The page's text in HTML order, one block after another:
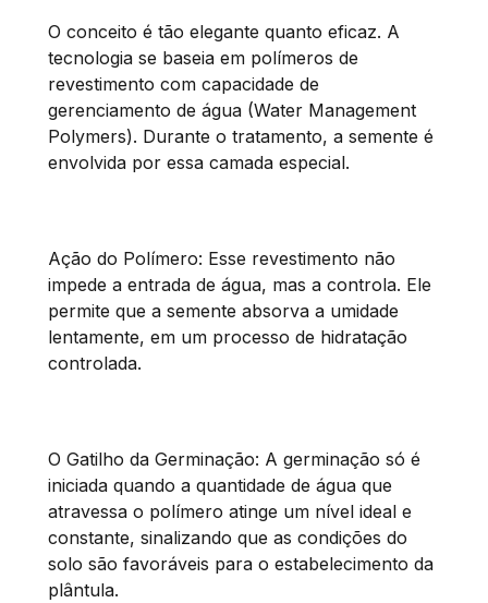
O conceito é tão elegante quanto eficaz. A
tecnologia se baseia em polímeros de
revestimento com capacidade de
gerenciamento de água (Water Management
Polymers). Durante o tratamento, a semente é
envolvida por essa camada especial.
Ação do Polímero: Esse revestimento não
impede a entrada de água, mas a controla. Ele
permite que a semente absorva a umidade
lentamente, em um processo de hidratação
controlada.
O Gatilho da Germinação: A germinação só é
iniciada quando a quantidade de água que
atravessa o polímero atinge um nível ideal e
constante, sinalizando que as condições do
solo são favoráveis para o estabelecimento da
plântula.